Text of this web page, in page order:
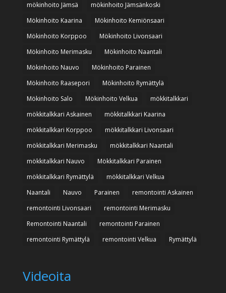
mökinhoito Jämsä
mökinhoito Jämsänkoski
Mökinhoito Kaarina
Mökinhoito Kemiönsaari
Mökinhoito Korppoo
Mökinhoito Livonsaari
Mökinhoito Merimasku
Mökinhoito Naantali
Mökinhoito Nauvo
Mökinhoito Parainen
Mökinhoito Raasepori
Mökinhoito Rymättylä
Mökinhoito Salo
Mökinhoito Velkua
mökkitalkkari
mökkitalkkari Askainen
mökkitalkkari Kaarina
mökkitalkkari Korppoo
mökkitalkkari Livonsaari
mökkitalkkari Merimasku
mökkitalkkari Naantali
mökkitalkkari Nauvo
Mökkitalkkari Parainen
mökkitalkkari Rymättylä
mökkitalkkari Velkua
Naantali
Nauvo Parainen
remontointi Askainen
remontointi Livonsaari
remontointi Merimasku
Remontointi Naantali
remontointi Parainen
remontointi Rymättylä
remontointi Velkua Rymättylä
Videoita